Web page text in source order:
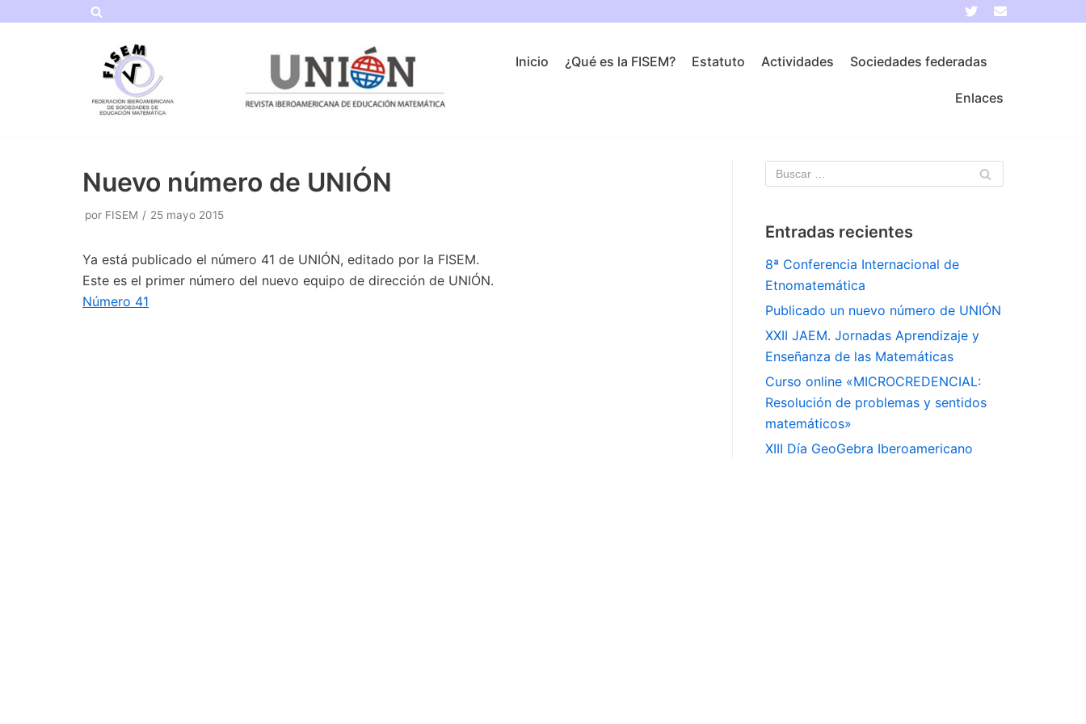
Inicio ¿Qué es la FISEM? Estatuto Actividades Sociedades federadas
Enlaces
Nuevo número de UNIÓN
por FISEM 25 mayo 2015
Ya está publicado el número 41 de UNIÓN, editado por la FISEM.
Este es el primer número del nuevo equipo de dirección de UNIÓN.
Número 41
Entradas recientes
8ª Conferencia Internacional de
Etnomatemática
Publicado un nuevo número de UNIÓN
XXII JAEM. Jornadas Aprendizaje y
Enseñanza de las Matemáticas
Curso online «MICROCREDENCIAL:
Resolución de problemas y sentidos
matemáticos»
XIII Día GeoGebra Iberoamericano